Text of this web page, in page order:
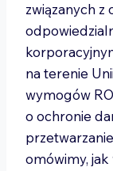
związanych z
na terenie
wymogów
o ochronie
omówimy,